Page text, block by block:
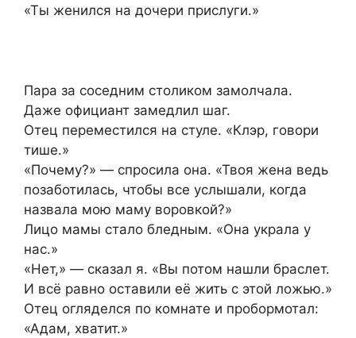
«Ты женился на дочери прислуги.»
Пара за соседним столиком замолчала.
Даже официант замедлил шаг.
Отец переместился на стуле. «Клэр, говори
тише.»
«Почему?» — спросила она. «Твоя жена ведь
позаботилась, чтобы все услышали, когда
назвала мою маму воровкой?»
Лицо мамы стало бледным. «Она украла у
нас.»
«Нет,» — сказал я. «Вы потом нашли браслет.
И всё равно оставили её жить с этой ложью.»
Отец огляделся по комнате и пробормотал:
«Адам, хватит.»